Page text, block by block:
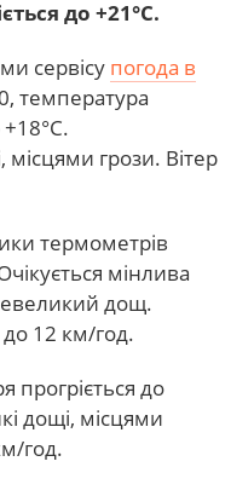
до +21°С.
сервісу погода в
температура
грози. Вітер
термометрів
мінлива
дощ.
12 км/год.
прогріється до
дощі, місцями
год.